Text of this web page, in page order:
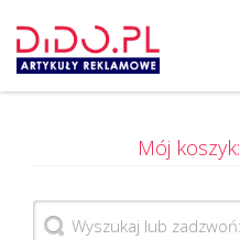
Mój koszyk: